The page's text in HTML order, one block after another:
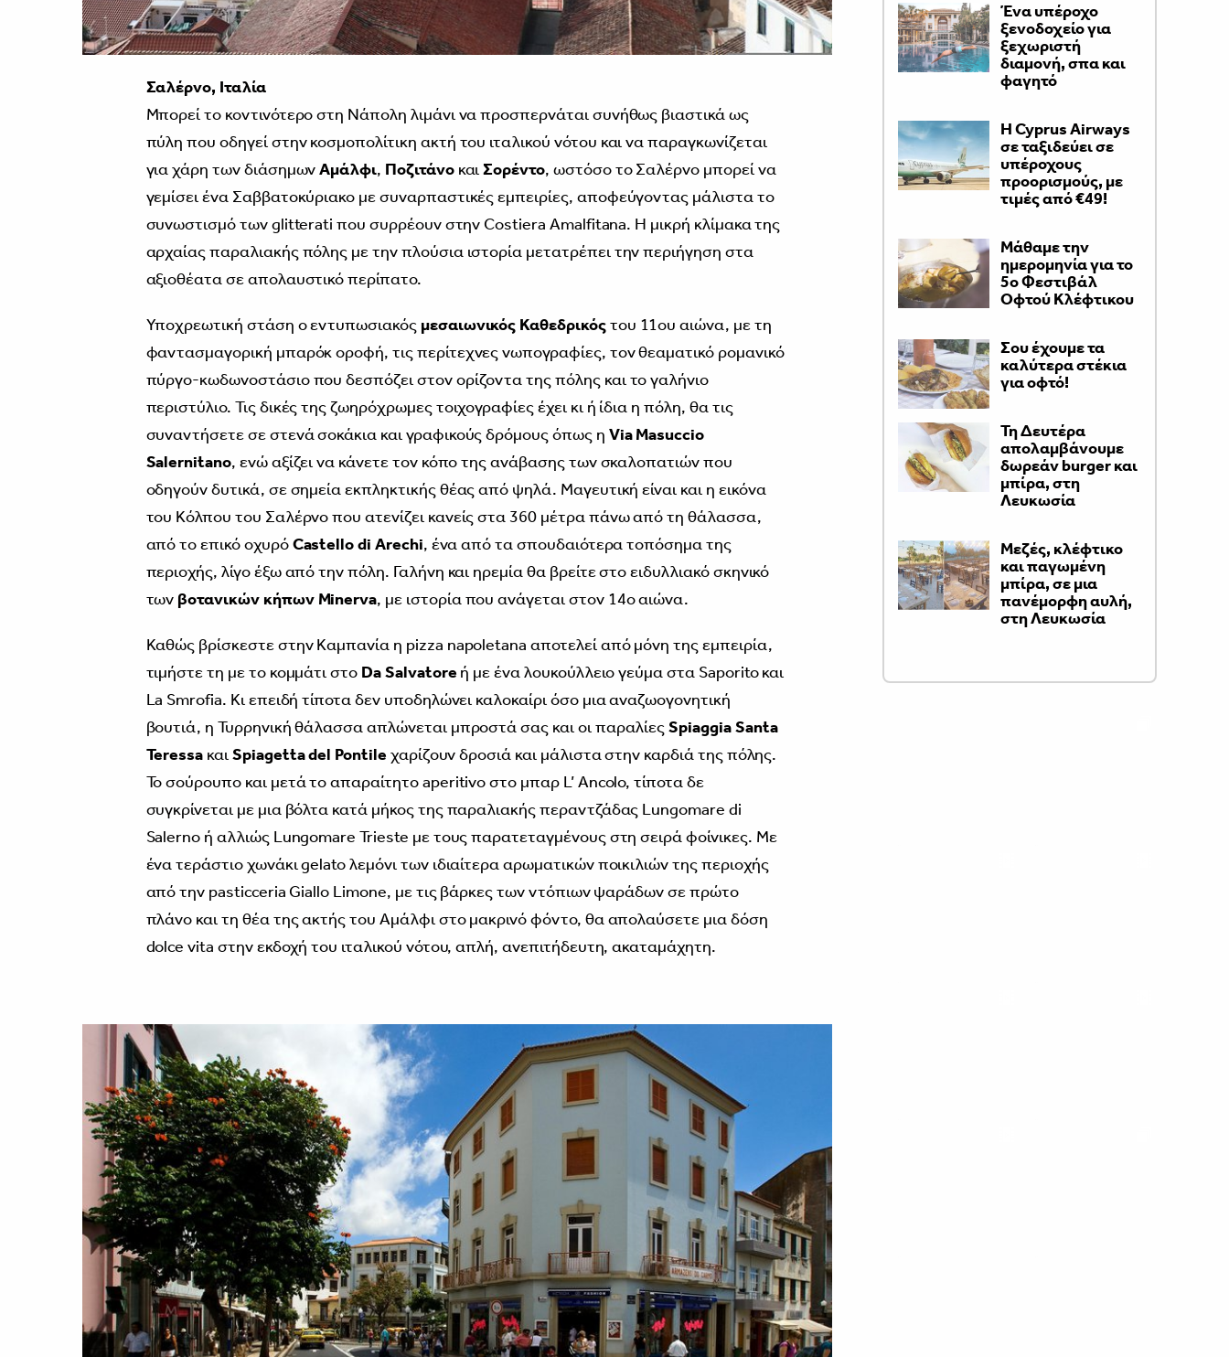
Σαλέρνο, Ιταλία
Μπορεί το κοντινότερο στη Νάπολη λιμάνι να προσπερνάται συνήθως βιαστικά ως
πύλη που οδηγεί στην κοσμοπολίτικη ακτή του ιταλικού νότου και να παραγκωνίζεται
για χάρη των διάσημωνΑμάλφι, ΠοζιτάνοκαιΣορέντο, ωστόσο το Σαλέρνο μπορεί να
γεμίσει ένα Σαββατοκύριακο με συναρπαστικές εμπειρίες, αποφεύγοντας μάλιστα το
συνωστισμό των glitterati που συρρέουν στην Costiera Amalfitana. Η μικρή κλίμακα της
αρχαίας παραλιακής πόλης με την πλούσια ιστορία μετατρέπει την περιήγηση στα
αξιοθέατα σε απολαυστικό περίπατο.
Υποχρεωτική στάση ο εντυπωσιακός μεσαιωνικός Καθεδρικόςτου 11ου αιώνα, με τη
φαντασμαγορική μπαρόκ οροφή, τις περίτεχνες νωπογραφίες, τον θεαματικό ρομανικό
πύργο-κωδωνοστάσιο που δεσπόζει στον ορίζοντα της πόλης και το γαλήνιο
περιστύλιο. Τις δικές της ζωηρόχρωμες τοιχογραφίες έχει κι ή ίδια η πόλη, θα τις
συναντήσετε σε στενά σοκάκια και γραφικούς δρόμους όπως η Via Masuccio
Salernitano, ενώ αξίζει να κάνετε τον κόπο της ανάβασης των σκαλοπατιών που
οδηγούν δυτικά, σε σημεία εκπληκτικής θέας από ψηλά. Μαγευτική είναι και η εικόνα
του Κόλπου του Σαλέρνο που ατενίζει κανείς στα 360 μέτρα πάνω από τη θάλασσα,
από το επικό οχυρόCastello di Arechi, ένα από τα σπουδαιότερα τοπόσημα της
περιοχής, λίγο έξω από την πόλη. Γαλήνη και ηρεμία θα βρείτε στο ειδυλλιακό σκηνικό
των βοτανικών κήπων Minerva, με ιστορία που ανάγεται στον 14ο αιώνα.
Καθώς βρίσκεστε στην Kαμπανία η pizza napoletana αποτελεί από μόνη της εμπειρία,
τιμήστε τη με το κομμάτι στο Da Salvatore ή με ένα λουκούλλειο γεύμα στα Saporito και
La Smrofia. Κι επειδή τίποτα δεν υποδηλώνει καλοκαίρι όσο μια αναζωογονητική
βουτιά, η Τυρρηνική θάλασσα απλώνεται μπροστά σας και οι παραλίεςSpiaggia Santa
Teressa καιSpiagetta del Pontile χαρίζουν δροσιά και μάλιστα στην καρδιά της πόλης.
Το σούρουπο και μετά το απαραίτητο aperitivo στο μπαρ L’ Ancolo, τίποτα δε
συγκρίνεται με μια βόλτα κατά μήκος της παραλιακής περαντζάδας Lungomare di
Salerno ή αλλιώς Lungomare Trieste με τους παρατεταγμένους στη σειρά φοίνικες. Με
ένα τεράστιο χωνάκι gelato λεμόνι των ιδιαίτερα αρωματικών ποικιλιών της περιοχής
από την pasticceria Giallo Limone, με τις βάρκες των ντόπιων ψαράδων σε πρώτο
πλάνο και τη θέα της ακτής του Αμάλφι στο μακρινό φόντο, θα απολαύσετε μια δόση
dolce vita στην εκδοχή του ιταλικού νότου, απλή, ανεπιτήδευτη, ακαταμάχητη.
Ένα υπέροχο
ξενοδοχείο για
ξεχωριστή
διαμονή, σπα και
φαγητό
H Cyprus Airways
σε ταξιδεύει σε
υπέροχους
προορισμούς, με
τιμές από €49!
Μάθαμε την
ημερομηνία για το
5ο Φεστιβάλ
Οφτού Κλέφτικου
Σου έχουμε τα
καλύτερα στέκια
για οφτό!
Τη Δευτέρα
απολαμβάνουμε
δωρεάν burger και
μπίρα, στη
Λευκωσία
Μεζές, κλέφτικο
και παγωμένη
μπίρα, σε μια
πανέμορφη αυλή,
στη Λευκωσία